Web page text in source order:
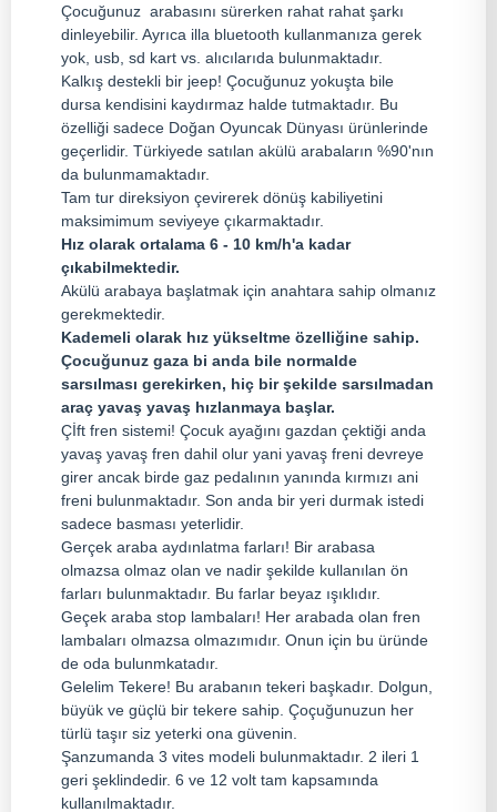
Çocuğunuz arabasını sürerken rahat rahat şarkı
dinleyebilir. Ayrıca illa bluetooth kullanmanıza gerek
yok, usb, sd kart vs. alıcılarıda bulunmaktadır.
Kalkış destekli bir jeep! Çocuğunuz yokuşta bile
dursa kendisini kaydırmaz halde tutmaktadır. Bu
özelliği sadece Doğan Oyuncak Dünyası ürünlerinde
geçerlidir. Türkiyede satılan akülü arabaların %90'nın
da bulunmamaktadır.
Tam tur direksiyon çevirerek dönüş kabiliyetini
maksimimum seviyeye çıkarmaktadır.
Hız olarak ortalama 6 - 10 km/h'a kadar
çıkabilmektedir.
Akülü arabaya başlatmak için anahtara sahip olmanız
gerekmektedir.
Kademeli olarak hız yükseltme özelliğine sahip.
Çocuğunuz gaza bi anda bile normalde
sarsılması gerekirken, hiç bir şekilde sarsılmadan
araç yavaş yavaş hızlanmaya başlar.
Çİft fren sistemi! Çocuk ayağını gazdan çektiği anda
yavaş yavaş fren dahil olur yani yavaş freni devreye
girer ancak birde gaz pedalının yanında kırmızı ani
freni bulunmaktadır. Son anda bir yeri durmak istedi
sadece basması yeterlidir.
Gerçek araba aydınlatma farları! Bir arabasa
olmazsa olmaz olan ve nadir şekilde kullanılan ön
farları bulunmaktadır. Bu farlar beyaz ışıklıdır.
Geçek araba stop lambaları! Her arabada olan fren
lambaları olmazsa olmazımıdır. Onun için bu üründe
de oda bulunmkatadır.
Gelelim Tekere! Bu arabanın tekeri başkadır. Dolgun,
büyük ve güçlü bir tekere sahip. Çoçuğunuzun her
türlü taşır siz yeterki ona güvenin.
Şanzumanda 3 vites modeli bulunmaktadır. 2 ileri 1
geri şeklindedir. 6 ve 12 volt tam kapsamında
kullanılmaktadır.